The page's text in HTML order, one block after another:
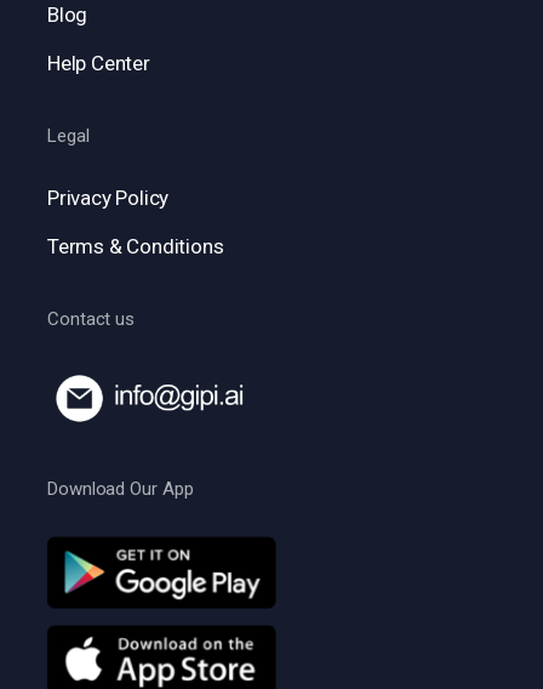
Blog
Help Center
Legal
Privacy Policy
Terms & Conditions
Contact us
Download Our App